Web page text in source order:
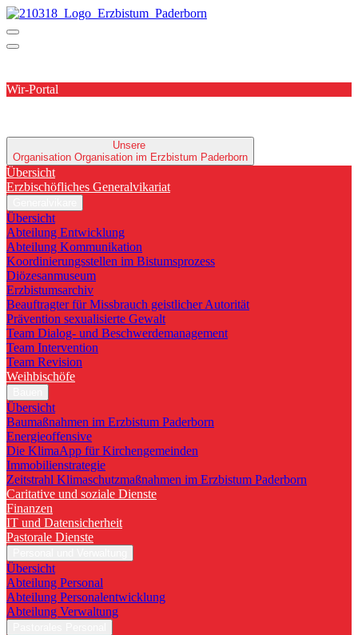
Wir-Portal
Unsere
Organisation Organisation im Erzbistum Paderborn
Übersicht
Erzbischöfliches Generalvikariat
Übersicht
Abteilung Entwicklung
Abteilung Kommunikation
Koordinierungsstellen im Bistumsprozess
Diözesanmuseum
Erzbistumsarchiv
Beauftragter für Missbrauch geistlicher Autorität
Prävention sexualisierte Gewalt
Team Dialog- und Beschwerdemanagement
Team Intervention
Team Revision
Weihbischöfe
Übersicht
Baumaßnahmen im Erzbistum Paderborn
Energieoffensive
Die KlimaApp für Kirchengemeinden
Immobilienstrategie
Zeitstrahl Klimaschutzmaßnahmen im Erzbistum Paderborn
Caritative und soziale Dienste
Finanzen
IT und Datensicherheit
Pastorale Dienste
Übersicht
Abteilung Personal
Abteilung Personalentwicklung
Abteilung Verwaltung